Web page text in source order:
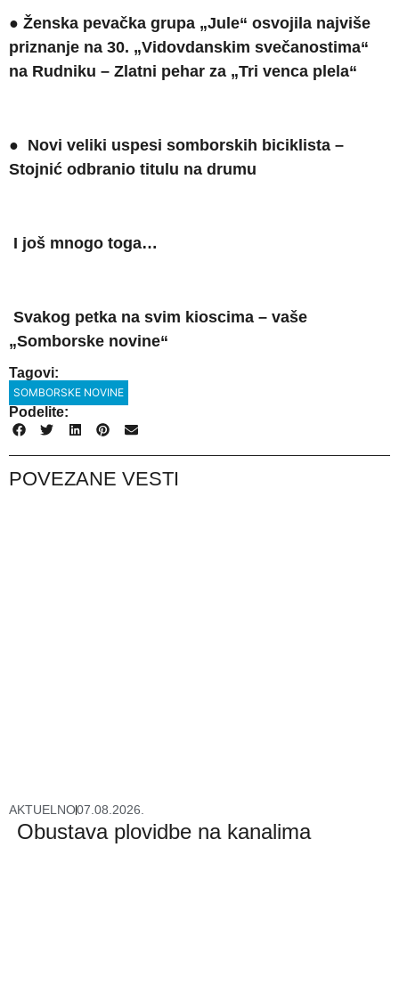
● Ženska pevačka grupa „Jule“ osvojila najviše
priznanje na 30. „Vidovdanskim svečanostima“
na Rudniku – Z latni pehar za „Tri venca plela“
● Novi veliki uspesi somborskih biciklista –
Stojnić odbranio titulu na drumu
I još mnogo toga…
Svakog petka na svim kioscima – vaše
„Somborske novine“
Tagovi:
SOMBORSKE NOVINE
Podelite:
POVEZANE VESTI
AKTUELNO07.08.2026.
Obustava plovidbe na kanalima